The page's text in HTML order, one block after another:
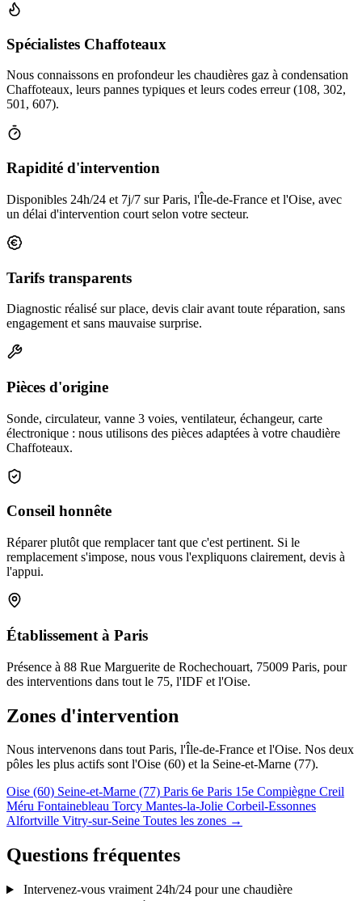
Spécialistes Chaffoteaux
Nous connaissons en profondeur les chaudières gaz à condensation
Chaffoteaux, leurs pannes typiques et leurs codes erreur (108, 302,
501, 607).
Rapidité d'intervention
Disponibles 24h/24 et 7j/7 sur Paris, l'Île-de-France et l'Oise, avec
un délai d'intervention court selon votre secteur.
Tarifs transparents
Diagnostic réalisé sur place, devis clair avant toute réparation, sans
engagement et sans mauvaise surprise.
Pièces d'origine
Sonde, circulateur, vanne 3 voies, ventilateur, échangeur, carte
électronique : nous utilisons des pièces adaptées à votre chaudière
Chaffoteaux.
Conseil honnête
Réparer plutôt que remplacer tant que c'est pertinent. Si le
remplacement s'impose, nous vous l'expliquons clairement, devis à
l'appui.
Établissement à Paris
Présence à 88 Rue Marguerite de Rochechouart, 75009 Paris, pour
des interventions dans tout le 75, l'IDF et l'Oise.
Zones d'intervention
Nous intervenons dans tout Paris, l'Île-de-France et l'Oise. Nos deux
pôles les plus actifs sont l'Oise (60) et la Seine-et-Marne (77).
Oise (60) Seine-et-Marne (77) Paris 6e Paris 15e Compiègne Creil
Méru Fontainebleau Torcy Mantes-la-Jolie Corbeil-Essonnes
Alfortville Vitry-sur-Seine Toutes les zones →
Questions fréquentes
Intervenez-vous vraiment 24h/24 pour une chaudière